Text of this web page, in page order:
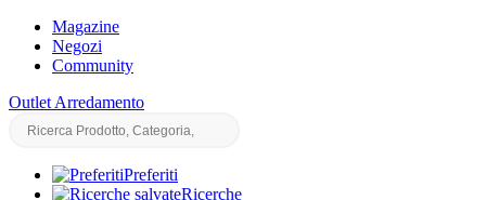
Magazine
Negozi
Community
Outlet Arredamento
Preferiti
Ricerche